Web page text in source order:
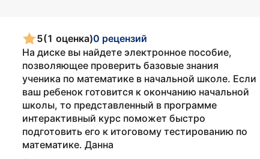
5(1 оценка)0 рецензий
На диске вы найдете электронное пособие,
позволяющее проверить базовые знания
ученика по математике в начальной школе. Если
ваш ребенок готовится к окончанию начальной
школы, то представленный в программе
интерактивный курс поможет быстро
подготовить его к итоговому тестированию по
математике. Данна